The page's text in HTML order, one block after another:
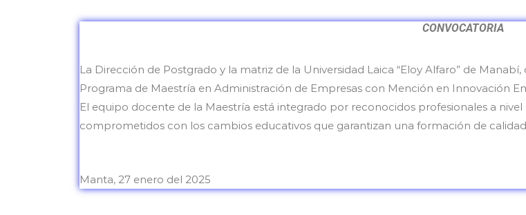
CONVOCATORIA
La Dirección de Postgrado y la matriz de la Universidad Laica “Eloy Alfaro” de
Programa de Maestría en Administración de Empresas con Mención en Innovación
El equipo docente de la Maestría está integrado por reconocidos profesionales a
comprometidos con los cambios educativos que garantizan una formación de
Manta, 27 enero del 2025